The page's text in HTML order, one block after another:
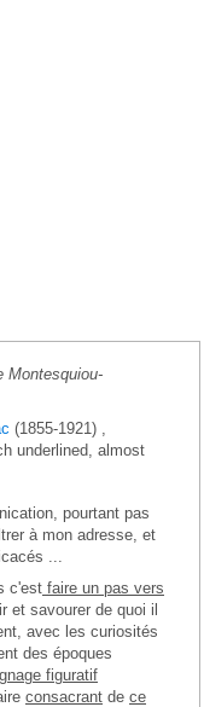
Montesquiou-
(1855-1921) ,
underlined, almost
pourtant pas
à mon adresse, et
...
c'est faire un pas vers
et savourer de quoi il
avec les curiosités
des époques
figuratif
consacrant de ce